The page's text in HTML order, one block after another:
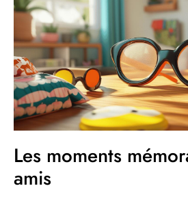
Les moments
amis